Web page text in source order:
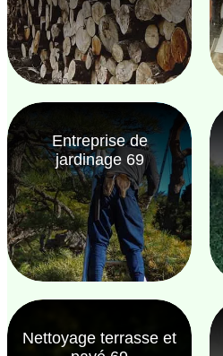
Entreprise de
jardinage 69
Nettoyage terrasse et